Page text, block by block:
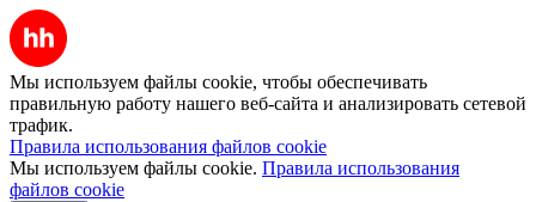
Мы используем файлы cookie, чтобы обеспечивать
правильную работу нашего веб-сайта и анализировать сетевой
трафик.
Правила использования файлов cookie
Мы используем файлы cookie. Правила использования
файлов cookie